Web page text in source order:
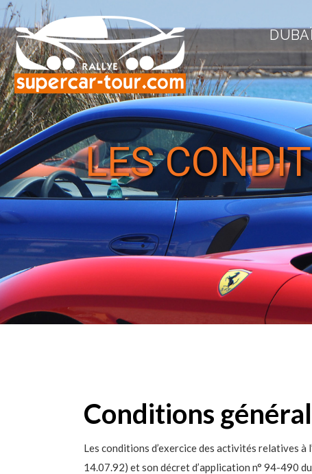
DUBAÏ
LES
Conditions
Les conditions d’exercice des activités relatives
14.07.92) et son décret d’application n° 94-490